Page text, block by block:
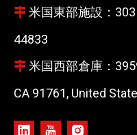
 米国東部施設：303
44833
 米国西部倉庫：
CA 91761, United